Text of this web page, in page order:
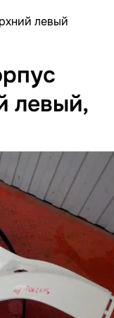
левый
левый,